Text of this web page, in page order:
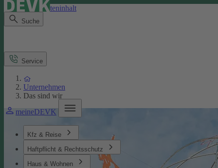
Direkt zum Seiteninhalt
Suche
meineDEVK
Kfz & Reise
Haftpflicht & Rechtsschutz
Haus & Wohnen
Service
Unternehmen
Das sind wir